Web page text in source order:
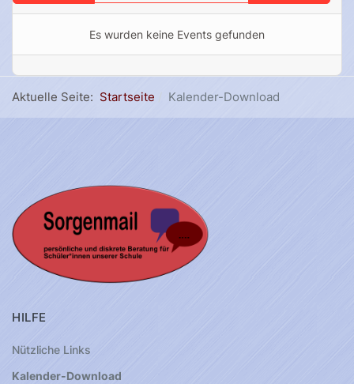
Es wurden keine Events gefunden
Aktuelle Seite: Startseite Kalender-Download
HILFE
Nützliche Links
Kalender-Download